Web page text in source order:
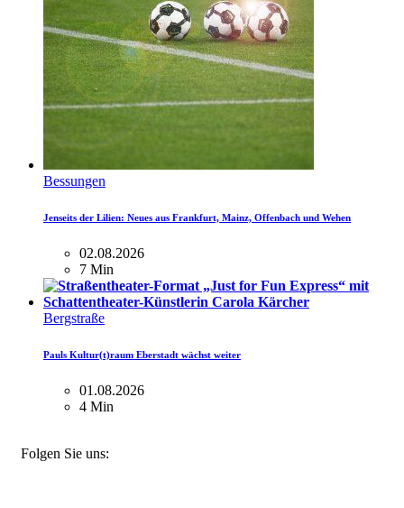
Bessungen
Jenseits der Lilien: Neues aus Frankfurt, Mainz, Offenbach und Wehen
02.08.2026
7 Min
Bergstraße
Pauls Kultur(t)raum Eberstadt wächst weiter
01.08.2026
4 Min
Folgen Sie uns: